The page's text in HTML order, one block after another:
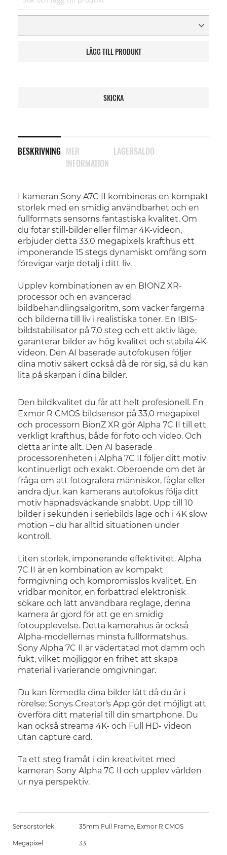
LÄGG TILL PRODUKT
SKICKA
BESKRIVNING
I kameran Sony A7C II kombineras en kompakt
storlek med en smidig användbarhet och en
fullformats sensorns fantastiska kvalitet. Om
du fotar still-bilder eller filmar 4K-videon,
erbjuder detta 33,0 megapixels krafthus ett
imponerande 15 stegs dynamiskt omfång som
förevigar varje detalj i ditt liv.
Upplev kombinationen av en BIONZ XR-
processor och en avancerad
bildbehandlingsalgoritm, som väcker färgerna
och bilderna till liv i realistiska toner. En IBIS-
bildstabilisator på 7,0 steg och ett aktiv läge,
garanterar bilder av hög kvalitet och stabila 4K-
videon. Den AI baserade autofokusen följer
dina motiv säkert också då de rör sig, så du kan
lita på skärpan i dina bilder.
Den bildkvalitet du får att helt profesionell. En
Exmor R CMOS bildsensor på 33,0 megapixel
och processorn BionZ XR gör Alpha 7C II till ett
verkligt krafthus, både för foto och video. Och
detta är inte allt. Den AI baserade
processorenheten i Alpha 7C II följer ditt motiv
kontinuerligt och exakt. Oberoende om det är
fråga om att fotografera människor, fåglar eller
andra djur, kan kamerans autofokus följa ditt
motiv häpnadsväckande snabbt. Upp till 10
bilder i sekunden i seriebilds läge och i 4K slow
motion – du har alltid situationen under
kontroll.
Liten storlek, imponerande effektivitet. Alpha
7C II är en kombination av kompakt
formgivning och kompromisslös kvalitet. En
vridbar monitor, en förbättrad elektronisk
sökare och lätt användbara reglage, denna
kamera är gjord för att ge en smidig
fotoupplevelse. Detta kamerahus är också
Alpha-modellernas minsta fullformatshus.
Sony Alpha 7C II är vädertätad mot damm och
fukt, vilket möjliggör en frihet att skapa
material i varierande omgivningar.
Du kan förmedla dina bilder lätt då du är i
rörelse; Sonys Creator's App gör det möjligt att
överföra ditt material till din smartphone. Du
kan också streama 4K- och Full HD- videon
utan capture card.
Ta ett steg framåt i din kreativitet med
kameran Sony Alpha 7C II och upplev världen
ur nya perspektiv.
MER
INFORMATION
LAGERSALDO
Sensorstorlek 35mm Full Frame, Exmor R CMOS
Megapixel 33